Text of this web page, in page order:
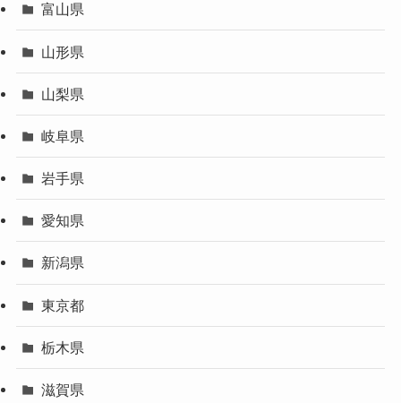
富山県
山形県
山梨県
岐阜県
岩手県
愛知県
新潟県
東京都
栃木県
滋賀県